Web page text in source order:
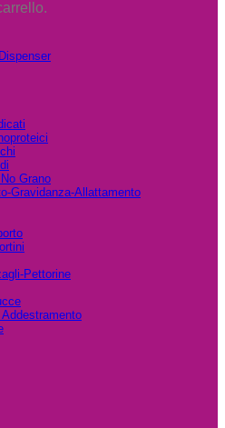
Grano
Gravidanza-Allattamento
Pettorine